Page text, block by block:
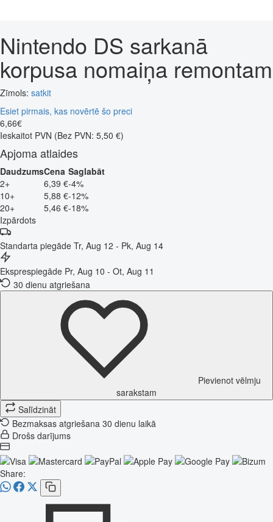
Nintendo DS sarkanā
korpusa nomaiņa remontam
Zīmols: satkit
Esiet pirmais, kas novērtē šo preci
6,66€
Ieskaitot PVN (Bez PVN: 5,50 €)
Apjoma atlaides
DaudzumsCena Saglabāt
2+
6,39 €-4%
10+
5,88 €-12%
20+
5,46 €-18%
Izpārdots
Standarta piegāde Tr, Aug 12 - Pk, Aug 14
Eksprespiegāde Pr, Aug 10 - Ot, Aug 11
30 dienu atgriešana
Pievienot vēlmju
sarakstam
Salīdzināt
Bezmaksas atgriešana 30 dienu laikā
Drošs darījums
Share: